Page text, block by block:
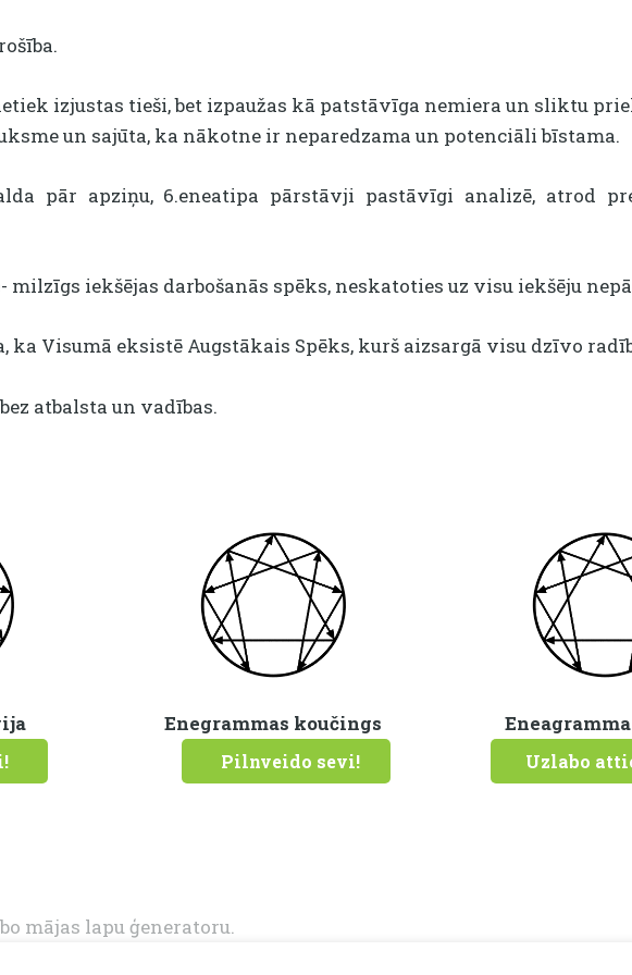
izjustas tieši, bet izpaužas kā patstāvīga nemiera un sliktu
un sajūta, ka nākotne ir neparedzama un potenciāli bīstama.
pār apziņu, 6.eneatipa pārstāvji pastāvīgi analizē, atrod
- milzīgs iekšējas darbošanās spēks, neskatoties uz visu iekšēju
ka Visumā eksistē Augstākais Spēks, kurš aizsargā visu dzīvo
atbalsta un vadības.
Enegrammas koučings
Pilnveido sevi! Uzlabo
mājas lapu ģeneratoru.